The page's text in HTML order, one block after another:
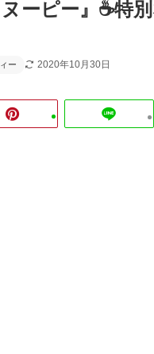
ーピー』☕特
ー 2020年10月30日